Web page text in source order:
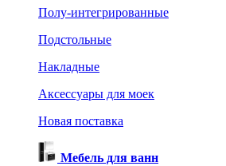
Полу-интегрированные
Подстольные
Накладные
Аксессуары для моек
Новая поставка
Мебель для ванн